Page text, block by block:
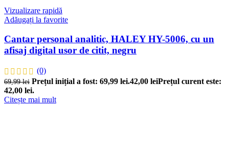
Vizualizare rapidă
Adăugați la favorite
Cantar personal analitic, HALEY HY-5006, cu un
afisaj digital usor de citit, negru
(0)
69,99lei Prețul inițial a fost: 69,99 lei.42,00 leiPrețul curent este:
42,00 lei.
Citește mai mult